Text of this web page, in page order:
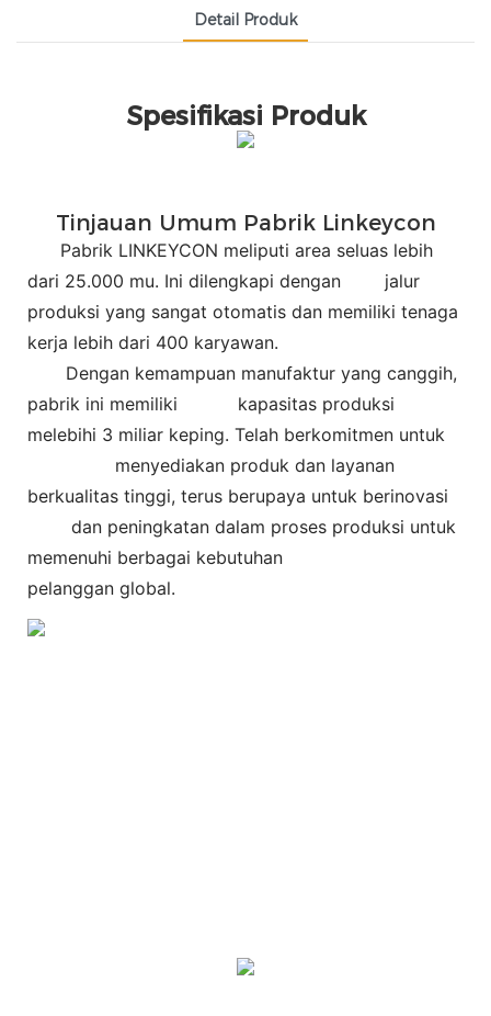
Detail Produk
Spesifikasi Produk
Tinjauan Umum Pabrik Linkeycon
Pabrik LINKEYCON meliputi area seluas lebih
dari 25.000 mu. Ini dilengkapi dengan
jalur
produksi yang sangat otomatis dan memiliki tenaga
kerja lebih dari 400 karyawan.
Dengan kemampuan manufaktur yang canggih,
pabrik ini memiliki
kapasitas produksi
melebihi 3 miliar keping. Telah berkomitmen untuk
menyediakan produk dan layanan
berkualitas tinggi, terus berupaya untuk berinovasi
dan peningkatan dalam proses produksi untuk
memenuhi berbagai kebutuhan
pelanggan global.